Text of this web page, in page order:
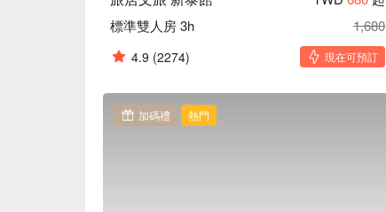
標準雙人房 3h
1,680
4.9 (2274) 現在可預訂
加碼禮 熱門